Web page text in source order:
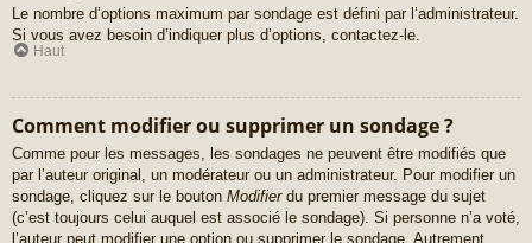
Le nombre d’options maximum par sondage est défini par l’administrateur.
Si vous avez besoin d’indiquer plus d’options, contactez-le.
Haut
Comment modifier ou supprimer un sondage ?
Comme pour les messages, les sondages ne peuvent être modifiés que
par l’auteur original, un modérateur ou un administrateur. Pour modifier un
sondage, cliquez sur le bouton Modifierdu premier message du sujet
(c’est toujours celui auquel est associé le sondage). Si personne n’a voté,
l’auteur peut modifier une option ou supprimer le sondage. Autrement,